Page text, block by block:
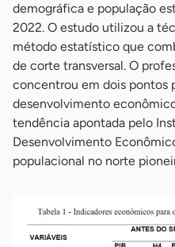
demográfica e população
2022. O estudo utilizou a
método estatístico que
de corte transversal. O
concentrou em dois pontos
desenvolvimento
tendência apontada pelo
Desenvolvimento
populacional no norte